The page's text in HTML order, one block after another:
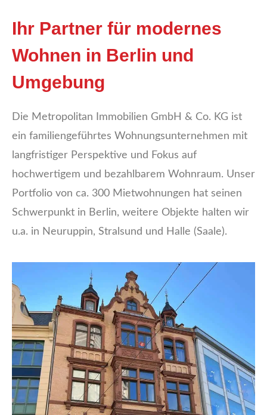
Ihr Partner für modernes
Wohnen in Berlin und
Umgebung
Die Metropolitan Immobilien GmbH & Co. KG ist
ein familiengeführtes Wohnungsunternehmen mit
langfristiger Perspektive und Fokus auf
hochwertigem und bezahlbarem Wohnraum. Unser
Portfolio von ca. 300 Mietwohnungen hat seinen
Schwerpunkt in Berlin, weitere Objekte halten wir
u.a. in Neuruppin, Stralsund und Halle (Saale).